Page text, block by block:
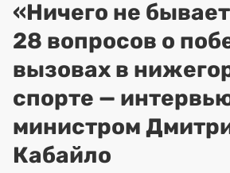
«Ничего не
28 вопросов о
вызовах в
спорте —
министром
Кабайло